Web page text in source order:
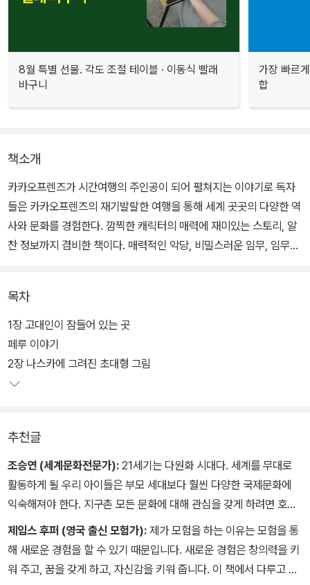
8월 특별 선물. 각도 조절 테이블 · 이동식 빨래
바구니
가장 빠르
합
책소개
카카오프렌즈가 시간여행의 주인공이 되어 펼쳐지는 이야기로 독자
들은 카카오프렌즈의 재기발랄한 여행을 통해 세계 곳곳의 다양한 역
사와 문화를 경험한다. 깜찍한 캐릭터의 매력에 재미있는 스토리, 알
찬 정보까지 겸비한 책이다. 매력적인 악당, 비밀스러운 임무, 임무를
북아메리카 대륙의 캐나다에 이어 카카오프렌즈가 남아메리카 대륙
페루의 역사를 지키기 위해 모험을 나섰다. 높은 공중에서 내려다보
아야 형체를 알 수 있는 나스카 문명의 거대한 지상화와 고대의 문명
이라고는 믿기지 않을 만큼 정교하게 만들어진 잉카제국의 숨겨진 공
마추픽추가 세계 7대 불가사의라 불리는 이유는 뭘까? 안데스산맥에
는 날갯짓 한 번으로 몇 시간을 비행하는 거대한 새가 있다던데, 정말
일까? 매일매일 무지개를 볼 수 있는 산도 있다고? 새똥 때문에 남아
즐을 찾아 고대 문명의 흔적이 남아 있는 페루의 역사와 때 묻지 않은
자연 곳곳을 탐험하며 이곳의 매력을 알아간다.
목차
1장 고대인이 잠들어 있는 곳
페루 이야기
2장 나스카에 그려진 초대형 그림
추천글
조승연 (세계문화전문가): 21세기는 다원화 시대다. 세계를 무대로
활동하게 될 우리 아이들은 부모 세대보다 훨씬 다양한 국제문화에
익숙해져야 한다. 지구촌 모든 문화에 대해 관심을 갖게 하려면 호기
심이 왕성한 어릴 때 세계 역사와 문화를 접하는 것이 좋다.
이 책에 등장하는 카카오프렌즈 캐릭터들은 아이들의 감정 소통을 대
신해 주는 친근한 존재들이다. 독서를 통해 이런 친구들과 함께 세계
제임스 후퍼 (영국 출신 모험가): 제가 모험을 하는 이유는 모험을 통
해 새로운 경험을 할 수 있기 때문입니다. 새로운 경험은 창의력을 키
워 주고, 꿈을 갖게 하고, 자신감을 키워 줍니다. 이 책에서 다루고 있